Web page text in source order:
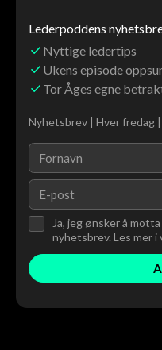
Lederpoddens
Nyttige ledertips
Ukens episode
Tor Åges egne
Nyhetsbrev | Hver fredag
Ja, jeg ønsker å
nyhetsbrev. Les mer i